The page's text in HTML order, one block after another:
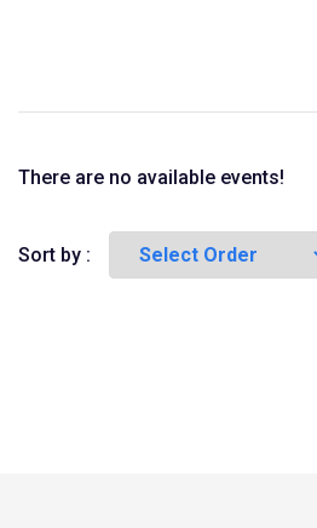
There are no available events!
Sort by :